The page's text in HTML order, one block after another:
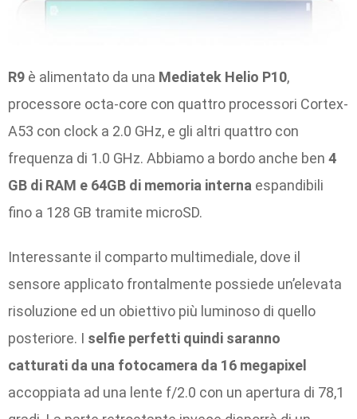
R9 è alimentato da una Mediatek Helio P10,
processore octa-core con quattro processori Cortex-
A53 con clock a 2.0 GHz, e gli altri quattro con
frequenza di 1.0 GHz. Abbiamo a bordo anche ben 4
GB di RAM e 64GB di memoria interna espandibili
fino a 128 GB tramite microSD.
Interessante il comparto multimediale, dove il
sensore applicato frontalmente possiede un’elevata
risoluzione ed un obiettivo più luminoso di quello
posteriore. I selfie perfetti quindi saranno
catturati da una fotocamera da 16 megapixel
accoppiata ad una lente f/2.0 con un apertura di 78,1